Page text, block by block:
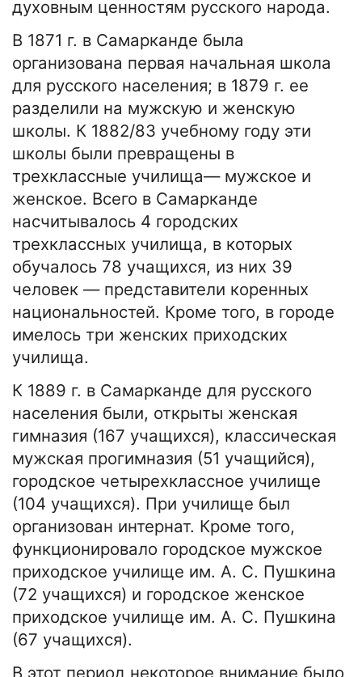
духовным ценностям русского народа.
В 1871 г. в Самарканде была
организована первая начальная школа
для русского населения; в 1879 г. ее
разделили на мужскую и женскую
школы. К 1882/83 учебному году эти
школы были превращены в
трехклассные училища— мужское и
женское. Всего в Самарканде
насчитывалось 4 городских
трехклассных училища, в которых
обучалось 78 учащихся, из них 39
человек — представители коренных
национальностей. Кроме того, в городе
имелось три женских приходских
училища.
К 1889 г. в Самарканде для русского
населения были, открыты женская
гимназия (167 учащихся), классическая
мужская прогимназия (51 учащийся),
городское четырехклассное училище
(104 учащихся). При училище был
организован интернат. Кроме того,
функционировало городское мужское
приходское училище им. А. С. Пушкина
(72 учащихся) и городское женское
приходское училище им. А. С. Пушкина
(67 учащихся).
В этот период некоторое внимание было